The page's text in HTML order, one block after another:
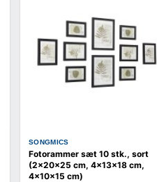
SONGMICS
Fotorammer sæt 10 stk., sort
(2×20×25 cm, 4×13×18 cm,
4×10×15 cm)